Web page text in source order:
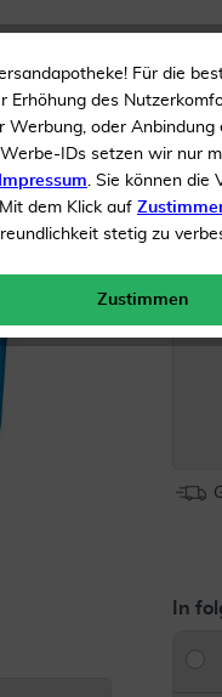
In
Für die
Erhöhung des
oder
IDs setzen wir nur
Impressum. Sie können die
dem Klick auf
stetig zu
Zustimmen